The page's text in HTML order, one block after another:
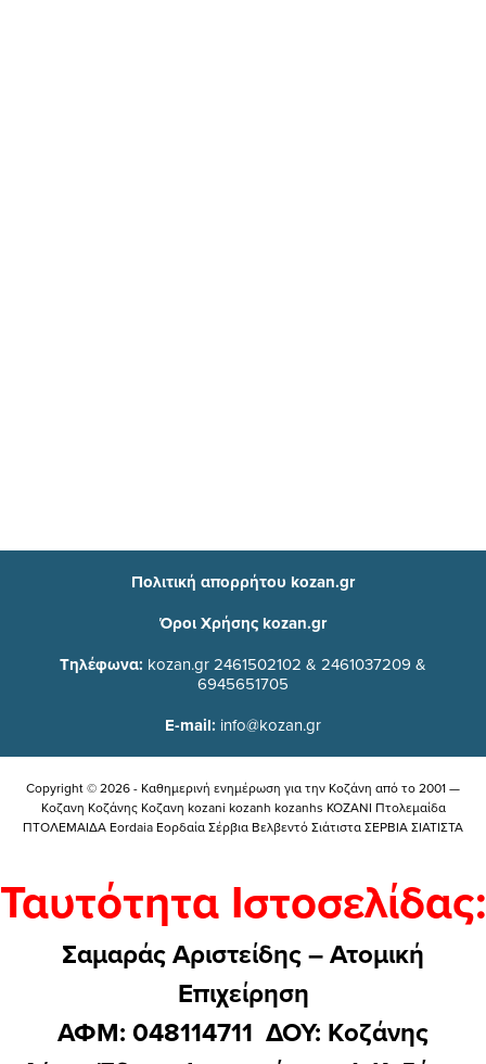
Πολιτική απορρήτου kozan.gr
Όροι Χρήσης kozan.gr
Τηλέφωνα: kozan.gr 2461502102 & 2461037209 &
6945651705
E-mail: info@kozan.gr
Copyright © 2026 - Καθημερινή ενημέρωση για την Kοζάνη από το 2001 —
Κοζανη Κοζάνης Κοζανη kozani kozanh kozanhs KOZANI Πτολεμαίδα
ΠΤΟΛΕΜΑΙΔΑ Eordaia Εορδαία Σέρβια Βελβεντό Σιάτιστα ΣΕΡΒΙΑ ΣΙΑΤΙΣΤΑ
Ταυτότητα Ιστοσελίδας:
Σαμαράς Αριστείδης – Ατομική
Επιχείρηση
ΑΦΜ: 048114711 ΔΟΥ: Kοζάνης